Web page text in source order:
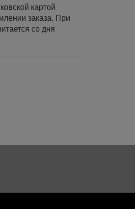
картой
заказа. При
со дня